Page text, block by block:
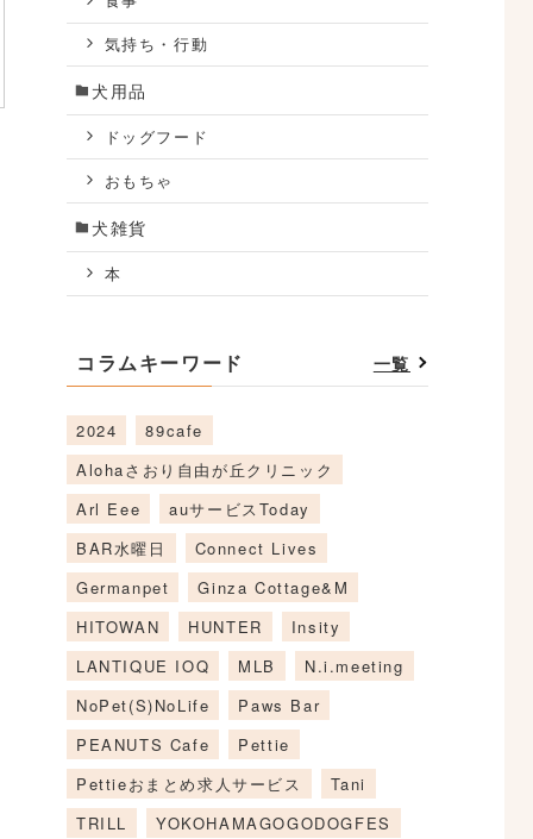
気持ち・行動
犬用品
ドッグフード
おもちゃ
犬雑貨
本
コラムキーワード 一覧
2024
89cafe
Alohaさおり自由が丘クリニック
Arl Eee
auサービスToday
BAR水曜日
Connect Lives
Germanpet
Ginza Cottage&M
HITOWAN
HUNTER
Insity
LANTIQUE IOQ
MLB
N.i.meeting
NoPet(S)NoLife
Paws Bar
PEANUTS Cafe
Pettie
Pettieおまとめ求人サービス
Tani
TRILL
YOKOHAMAGOGODOGFES